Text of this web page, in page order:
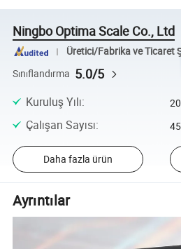
Ningbo Optima Scale Co., Ltd
Üretici/Fabrika ve Ticaret
Sınıflandırma 5.0/5
Kuruluş Yılı:
Çalışan Sayısı: 45
Daha fazla ürün
Ayrıntılar